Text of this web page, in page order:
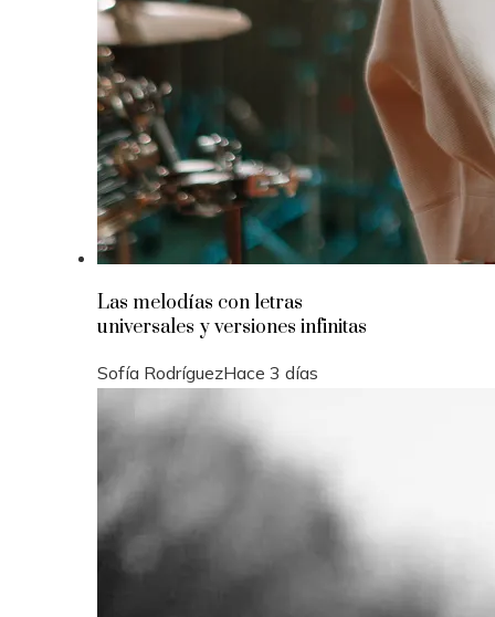
Las melodías con letras
universales y versiones infinitas
Sofía RodríguezHace 3 días